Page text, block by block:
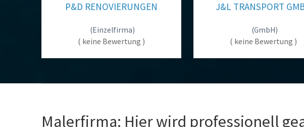
P&D RENOVIERUNGEN
(Einzelfirma)
( keine Bewertung )
J&L TRANSPORT
(GmbH)
( keine Bewertung )
Malerfirma: Hier wird professionell